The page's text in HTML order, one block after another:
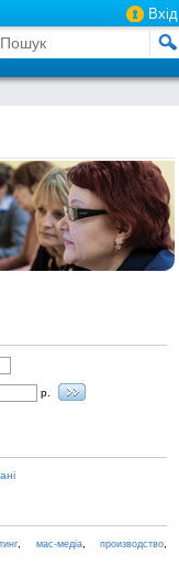
Вхід
р.
мас-медіа,производство